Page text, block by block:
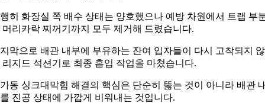
히 화장실 쪽 배수 상태는 양호했으나 예방 차원에서 트랩 부
머리카락 찌꺼기까지 모두 제거해 드렸습니다.
막으로 배관 내부에 부유하는 잔여 입자들이 다시 고착되지
리지드 석션기로 최종 흡입 작업을 마쳤습니다.
동 싱크대막힘 해결의 핵심은 단순히 뚫는 것이 아니라 배관
진공 상태에 가깝게 비워내는 것입니다.